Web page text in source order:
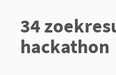
34
hackathon